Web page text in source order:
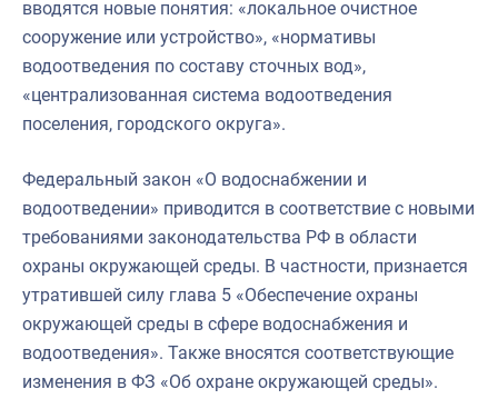
вводятся новые понятия: «локальное очистное
сооружение или устройство», «нормативы
водоотведения по составу сточных вод»,
«централизованная система водоотведения
поселения, городского округа».
Федеральный закон «О водоснабжении и
водоотведении» приводится в соответствие с новыми
требованиями законодательства РФ в области
охраны окружающей среды. В частности, признается
утратившей силу глава 5 «Обеспечение охраны
окружающей среды в сфере водоснабжения и
водоотведения». Также вносятся соответствующие
изменения в ФЗ «Об охране окружающей среды».